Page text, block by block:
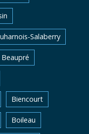
Salaberry
Beaupré
Biencourt
Boileau